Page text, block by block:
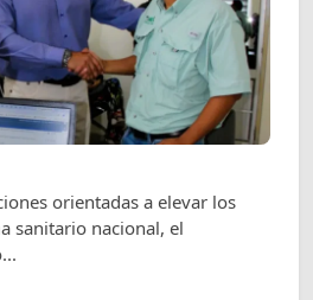
orientadas a elevar los
sanitario nacional, el